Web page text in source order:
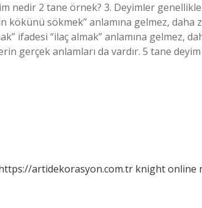
nedir 2 tane örnek? 3. Deyimler
kökünü sökmek” anlamına gelmez, daha
ifadesi “ilaç almak” anlamına gelmez,
gerçek anlamları da vardır. 5 tane
artidekorasyon.com.tr knight online